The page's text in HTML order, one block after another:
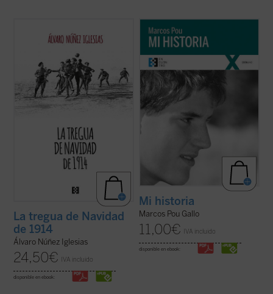
la Navidad que se compone de muchas
pequeñas historias de fraternidad y buena
voluntad. Cientos de fragmentos de diarios
de guerra e historias regimentales de uno y
otro bando que, sin censura, aunque ...
La tregua de Navidad
de 1914
Álvaro Núñez Iglesias
24,50€ IVA incluido
disponible en ebook:
«Es algo extraño hablar de 'mi historia'
puesto que lo único interesante en ella, lo
único que la salva de ser una historia
en mi vida. Por lo tanto, es más bien la
historia de lo que Cristo ha hecho ...(ver
Mi historia
Marcos Pou Gallo
11,00€ IVA incluido
disponible en ebook: